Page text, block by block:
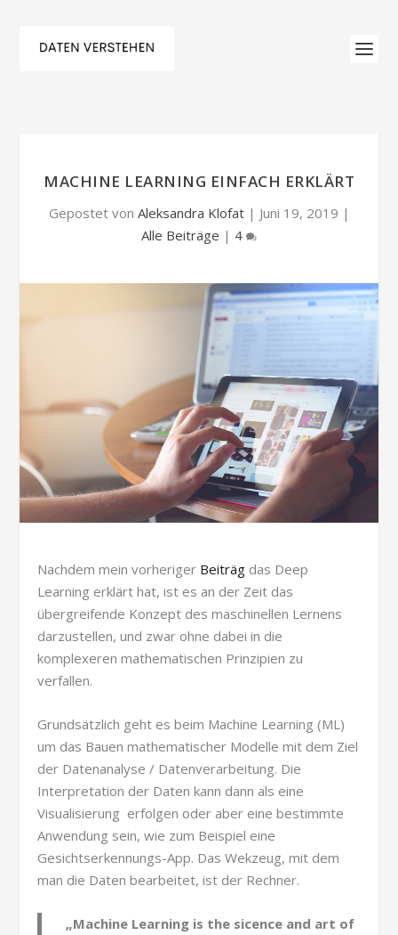
MACHINE LEARNING EINFACH ERKLÄRT
Gepostet von Aleksandra Klofat| Juni 19, 2019 |
Alle Beiträge | 4
Nachdem mein vorheriger Beiträg das Deep
Learning erklärt hat, ist es an der Zeit das
übergreifende Konzept des maschinellen Lernens
darzustellen, und zwar ohne dabei in die
komplexeren mathematischen Prinzipien zu
verfallen.
Grundsätzlich geht es beim Machine Learning (ML)
um das Bauen mathematischer Modelle mit dem Ziel
der Datenanalyse / Datenverarbeitung. Die
Interpretation der Daten kann dann als eine
Visualisierung erfolgen oder aber eine bestimmte
Anwendung sein, wie zum Beispiel eine
Gesichtserkennungs-App. Das Wekzeug, mit dem
man die Daten bearbeitet, ist der Rechner.
„Machine Learning is the sicence and art of